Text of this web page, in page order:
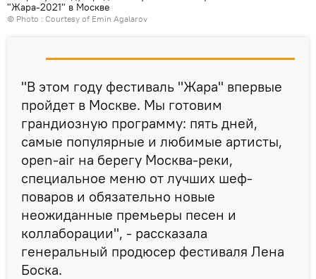
"Жара-2021" в Москве
© Photo : Courtesy of Emin Agalarov
"В этом году фестиваль "Жара" впервые
пройдет в Москве. Мы готовим
грандиозную программу: пять дней,
самые популярные и любимые артисты,
open-air на берегу Москва-реки,
специальное меню от лучших шеф-
поваров и обязательно новые
неожиданные премьеры песен и
коллаборации", - рассказала
генеральный продюсер фестиваля Лена
Боска.